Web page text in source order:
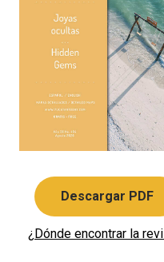
Descargar PDF
¿Dónde encontrar la